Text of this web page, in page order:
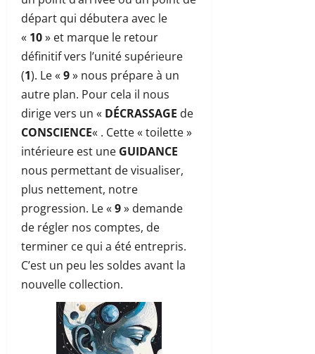
départ qui débutera avec le
« 10» et marque le retour
définitif vers l’unité supérieure
(1). Le «9» nous prépare à un
autre plan. Pour cela il nous
dirige vers un « DÉCRASSAGE de
CONSCIENCE« . Cette « toilette »
intérieure est une GUIDANCE
nous permettant de visualiser,
plus nettement, notre
progression. Le «9» demande
de régler nos comptes, de
terminer ce qui a été entrepris.
C’est un peu les soldes avant la
nouvelle collection.